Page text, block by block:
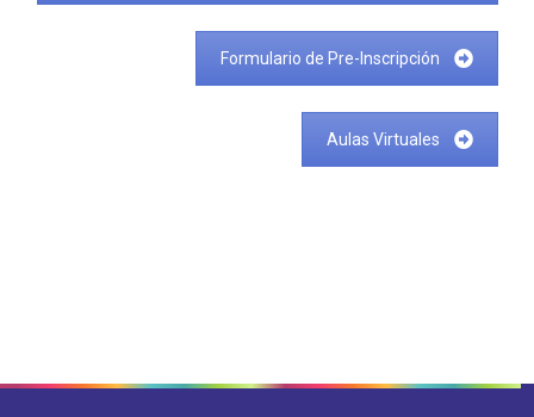
Formulario de Pre-Inscripción
Aulas Virtuales